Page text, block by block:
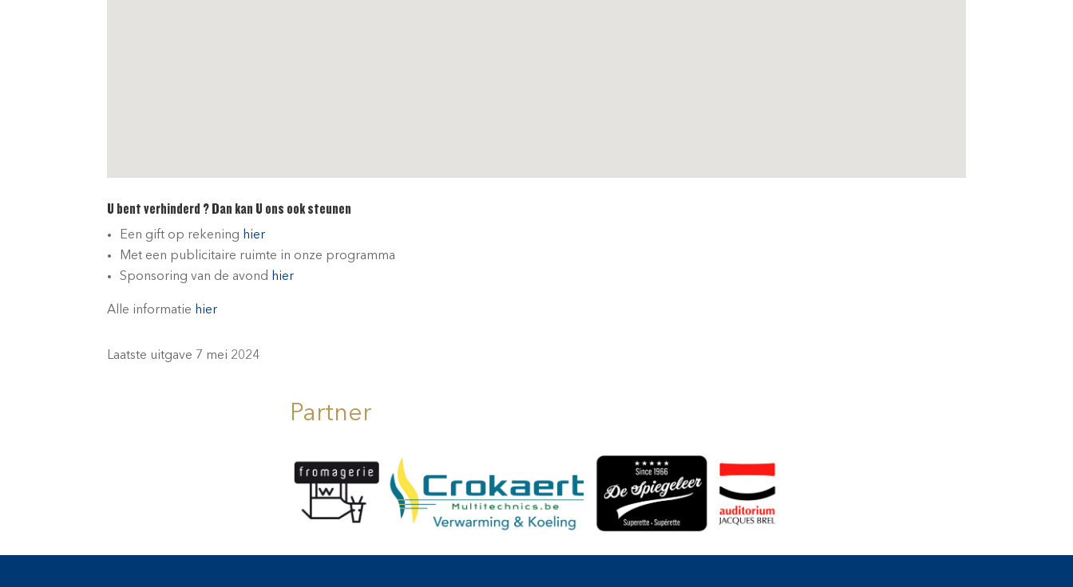
U bent verhinderd ? Dan kan U ons ook steunen
Een gift op rekening hier
Met een publicitaire ruimte in onze programma
Sponsoring van de avond hier
Alle informatie hier
Laatste uitgave 7 mei 2024
Partner